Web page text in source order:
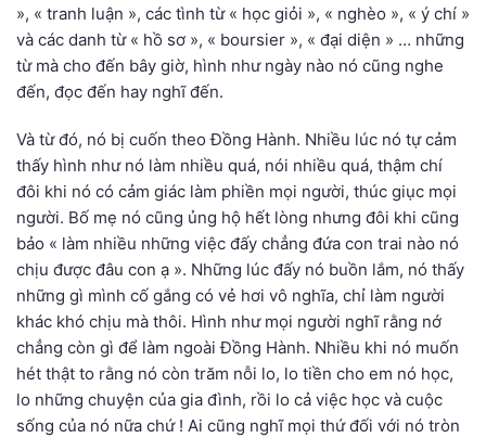
», « tranh luận », các tình từ « học giỏi », « nghèo », « ý chí »
và các danh từ « hồ sơ », « boursier », « đại diện » … những
từ mà cho đến bây giờ, hình như ngày nào nó cũng nghe
đến, đọc đến hay nghĩ đến.
Và từ đó, nó bị cuốn theo Đồng Hành. Nhiều lúc nó tự cảm
thấy hình như nó làm nhiều quá, nói nhiều quá, thậm chí
đôi khi nó có cảm giác làm phiền mọi người, thúc giục mọi
người. Bố mẹ nó cũng ủng hộ hết lòng nhưng đôi khi cũng
bảo « làm nhiều những việc đấy chẳng đứa con trai nào nó
chịu được đâu con ạ ». Những lúc đấy nó buồn lắm, nó thấy
những gì mình cố gắng có vẻ hơi vô nghĩa, chỉ làm người
khác khó chịu mà thôi. Hình như mọi người nghĩ rằng nớ
chẳng còn gì để làm ngoài Đồng Hành. Nhiều khi nó muốn
hét thật to rằng nó còn trăm nỗi lo, lo tiền cho em nó học,
lo những chuyện của gia đình, rồi lo cả việc học và cuộc
sống của nó nữa chứ ! Ai cũng nghĩ mọi thứ đối với nó tròn